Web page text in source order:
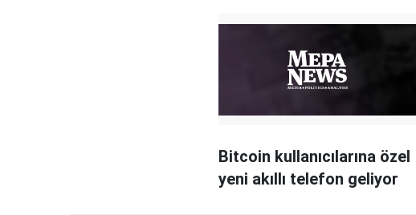
Bitcoin kullanıcılarına özel
yeni akıllı telefon geliyor